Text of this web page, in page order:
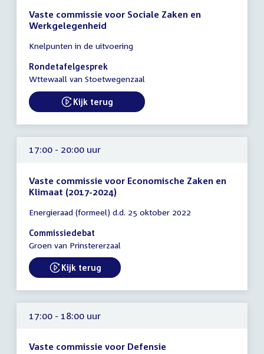
Vaste commissie voor Sociale Zaken en
Werkgelegenheid
vergadering
16:30
-
uur
Knelpunten in de uitvoering
Rondetafelgesprek
Wttewaall van Stoetwegenzaal
External link:
Kijk terug
17:00 - 20:00 uur
Vaste commissie voor Economische Zaken en
Klimaat (2017-2024)
vergadering
17:00
-
uur
Energieraad (formeel) d.d. 25 oktober 2022
Commissiedebat
Groen van Prinstererzaal
External link:
Kijk terug
17:00 - 18:00 uur
Vaste commissie voor Defensie